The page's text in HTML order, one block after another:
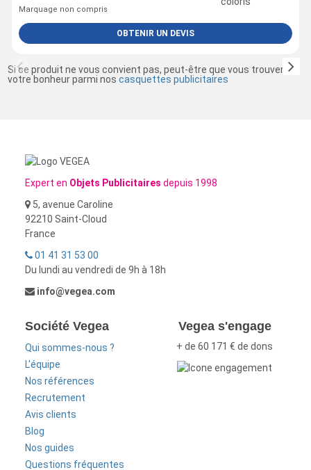
Marquage non compris
OBTENIR UN DEVIS
Si ce produit ne vous convient pas, peut-être que vous trouverez
votre bonheur parmi noscasquettes publicitaires
Expert en Objets Publicitaires depuis 1998
5, avenue Caroline
92210 Saint-Cloud
France
01 41 31 53 00
Du lundi au vendredi de 9h à 18h
info@vegea.com
Société Vegea
Qui sommes-nous ?
L'équipe
Nos références
Recrutement
Avis clients
Blog
Nos guides
Questions fréquentes
Vegea s'engage
+ de 60 171 € de dons